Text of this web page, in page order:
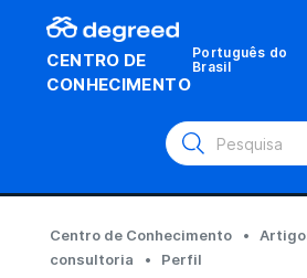
CENTRO DE
CONHECIMENTO
Português do
Brasil
Centro de Conhecimento
consultoria
Perfil